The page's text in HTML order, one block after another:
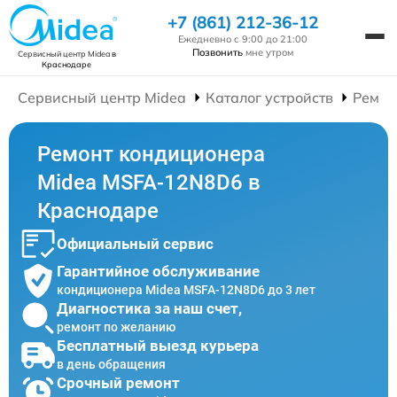
Сервисный центр Mideaв
Краснодаре
+7 (861) 212-36-12
Ежедневно с 9:00 до 21:00
Позвонить мне утром
Сервисный центр Midea Каталог устройств
Ремонт кондиционера
Midea MSFA-12N8D6 в
Краснодаре
Официальный сервис
Гарантийное обслуживание
кондиционера Midea MSFA-12N8D6 до 3 лет
Диагностика за наш счет,
ремонт по желанию
Бесплатный выезд курьера
в день обращения
Срочный ремонт